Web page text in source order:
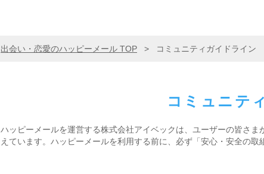
出会い・恋愛のハッピーメール TOP > コミュニティガイドライン
コミュニテ
ハッピーメールを運営する株式会社アイベックは、ユーザーの皆さ
えています。ハッピーメールを利用する前に、必ず「安心・安全の取